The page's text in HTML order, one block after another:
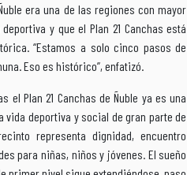
era una de las regiones con mayor
y que el Plan 21 Canchas está
“Estamos a solo cinco pasos de
Eso es histórico”, enfatizó.
el Plan 21 Canchas de Ñuble ya es una
vida deportiva y social de gran parte de
representa dignidad, encuentro
para niñas, niños y jóvenes. El sueño